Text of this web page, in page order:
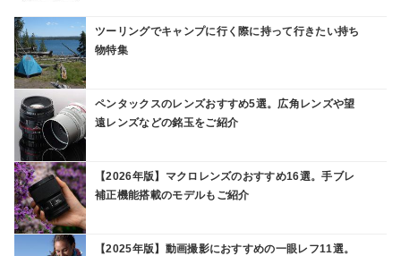
ツーリングでキャンプに行く際に持って行きたい持ち
物特集
ペンタックスのレンズおすすめ5選。広角レンズや望
遠レンズなどの銘玉をご紹介
【2026年版】マクロレンズのおすすめ16選。手ブレ
補正機能搭載のモデルもご紹介
【2025年版】動画撮影におすすめの一眼レフ11選。